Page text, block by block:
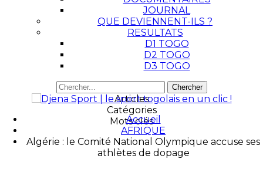
JOURNAL
QUE DEVIENNENT-ILS ?
RESULTATS
D1 TOGO
D2 TOGO
D3 TOGO
Articles
Catégories
Mots clés
Accueil
AFRIQUE
Algérie : le Comité National Olympique accuse ses
athlètes de dopage